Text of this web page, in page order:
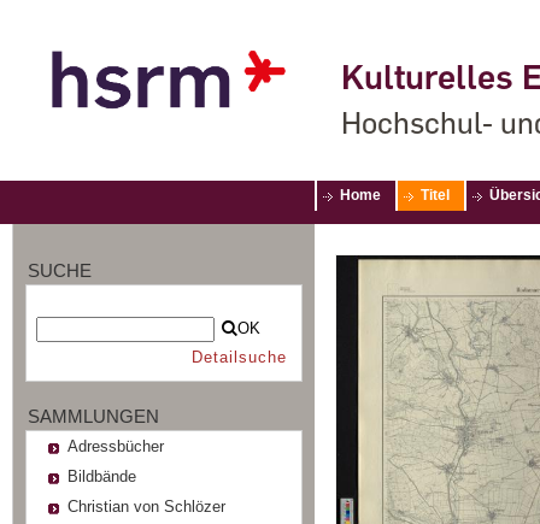
Kulturelles
Hochschul-
Home Titel
SUCHE
OK
Detailsuche
SAMMLUNGEN
Adressbücher
Bildbände
Christian von Schlözer